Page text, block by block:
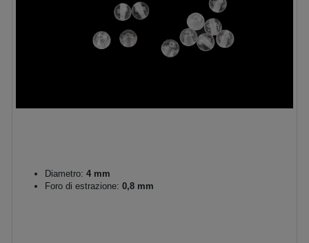
Diametro: 4 mm
Foro di estrazione: 0,8 mm